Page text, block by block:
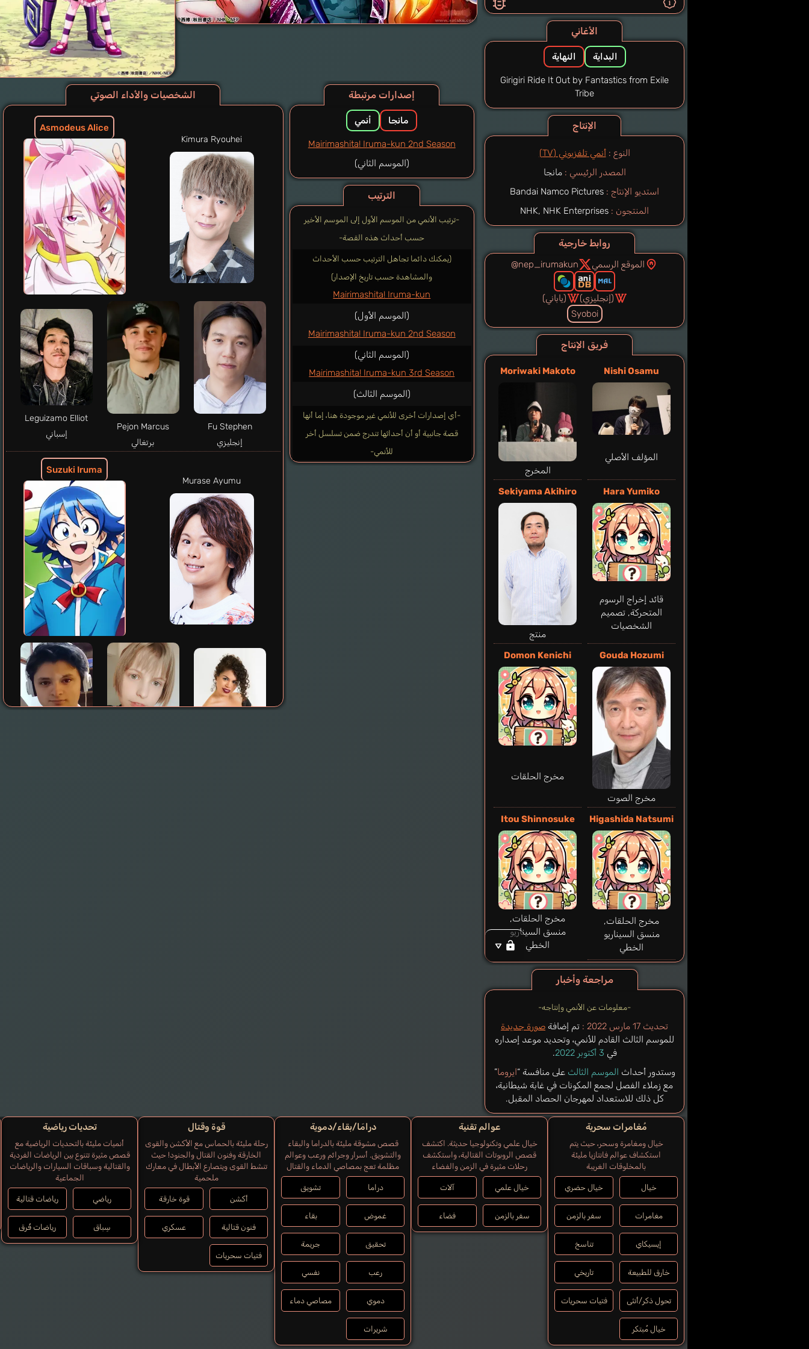
الأغاني
البداية النهاية
Girigiri Ride It Out by Fantastics from Exile
Tribe
الإنتاج
النوع :أنمي تلفزيوني (TV)
المصدر الرئيسي : مانجا
استديو الإنتاج : Bandai Namco Pictures
المنتجون :
روابط خارجية
الموقع الرسمي @nep_irumakun
(إنجليزي)
(ياباني)
Syoboi
فريق الإنتاج
Nishi Osamu
المؤلف الأصلي
Moriwaki Makoto
المخرج
Hara Yumiko
قائد إخراج الرسوم
المتحركة, تصميم
الشخصيات
Sekiyama Akihiro
منتج
Gouda Hozumi
مخرج الصوت
Domon Kenichi
مخرج الحلقات
Higashida Natsumi
مخرج الحلقات,
منسق السيناريو
الخطي
Itou Shinnosuke
مخرج الحلقات,
منسق السيناريو
الخطي
مراجعة وأخبار
-معلومات عن الأنمي وإنتاجه-
تحديث 17 مارس 2022 : تم إضافة صورة جديدة
للموسم الثالث القادم للأنمي، وتحديد موعد إصداره
في 3 أكتوبر 2022
.
وستدور أحداث الموسم الثالث على منافسة “ايروما”
مع زملاء الفصل لجمع المكونات في غابة شيطانية،
كل ذلك للاستعداد لمهرجان الحصاد المقبل.
إصدارات مرتبطة
مانجا أنمي
Mairimashita! Iruma-kun 2nd Season
(الموسم الثاني)
الترتيب
-ترتيب الأنمي من الموسم الأول إلى الموسم الأخير
حسب أحداث هذه القصة-
(يمكنك دائما تجاهل الترتيب حسب الأحداث
والمشاهدة حسب تاريخ الإصدار)
Mairimashita! Iruma-kun
(الموسم الأول)
Mairimashita! Iruma-kun 2nd Season
(الموسم الثاني)
Mairimashita! Iruma-kun 3rd Season
(الموسم الثالث)
-أي إصدارات أخرى للأنمي غير موجودة هنا، إما أنها
قصة جانبية أو أن أحداثها تندرج ضمن تسلسل أخر
للأنمي-
الشخصيات والأداء الصوتي
Asmodeus Alice
Kimura Ryouhei
Fu Stephen
إنجليزي
Pejon Marcus
برتغالي
Leguizamo Elliot
إسباني
Suzuki Iruma
Murase Ayumu
Mills Kayli
إنجليزي
Dellamonica Bia
Estrada Azucena
إسباني
Agares Picero
Yoshinaga Takuto
مُغامرات سحرية
خيال ومغامرة وسحر، حيث يتم
استكشاف عوالم فانتازيا مليئة
بالمخلوقات الغريبة
خيال خيال حضري
مغامرات سفر بالزمن
إيسيكاي تناسخ
خارق للطبيعة تاريخي
تحول ذكر/أنثى فتيات سحريات
خيال مُبتكر
عوالم تقنية
خيال علمي وتكنولوجيا حديثة. اكتشف
قصص الروبوتات القتالية، واستكشف
رحلات مثيرة في الزمن والفضاء
خيال علمي آلات
سفر بالزمن فضاء
درامَا/بقاء/دموية
قصص مشوقة مليئة بالدراما والبقاء
والتشويق. أسرار وجرائم ورعب وعوالم
مظلمة تعج بمصاصي الدماء والقتال
دراما تشويق
غموض بقاء
تحقيق جريمة
رعب نفسي
دموي مصاصي دماء
شريرات
قوة وقتال
رحلة مليئة بالحماس مع الأكشن والقوى
الخارقة وفنون القتال والجنود! حيث
تنشط القوى ويتصارع الأبطال في معارك
ملحمية
أكشن قوة خارقة
فنون قتالية عسكري
فتيات سحريات
تحديات رياضية
أنميات مليئة بالتحديات الرياضية مع
قصص مثيرة تتنوع بين الرياضات الفردية
والقتالية وسباقات السيارات والرياضات
الجماعية
رياضي رياضات قتالية
سِباق رياضات فُرق